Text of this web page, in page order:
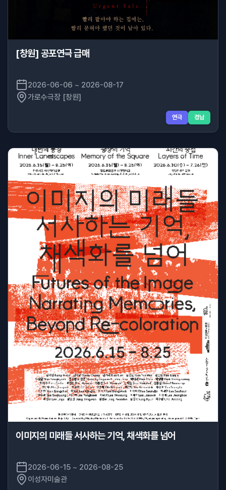
[창원] 공포연극 급매
2026-06-06 ~ 2026-08-17
가로수극장 [창원]
연극 경남
이미지의 미래들 서사하는 기억, 채색화를 넘어
2026-06-15 ~ 2026-08-25
이성자미술관